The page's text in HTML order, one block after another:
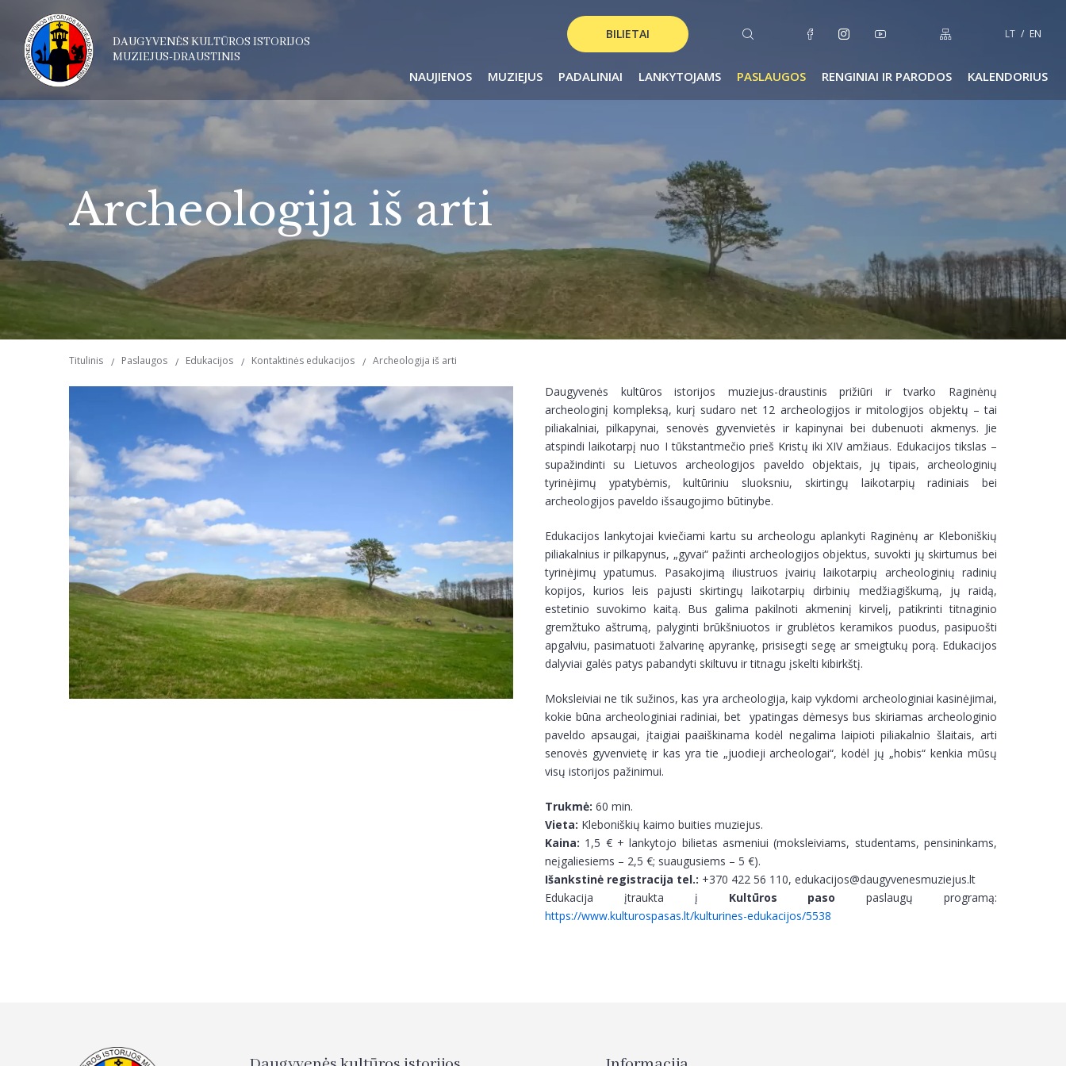
DAUGYVENĖS KULTŪROS ISTORIJOS
MUZIEJUS-DRAUSTINIS
BILIETAI LT EN
NAUJIENOS MUZIEJUS PADALINIAI LANKYTOJAMS PASLAUGOS RENGINIAI IR PARODOS KALENDORIUS
Archeologija iš arti
Titulinis Paslaugos Edukacijos Kontaktinės edukacijos Archeologija iš arti
Daugyvenės kultūros istorijos muziejus-draustinis prižiūri ir tvarko Raginėnų
archeologinį kompleksą, kurį sudaro net 12 archeologijos ir mitologijos objektų – tai
piliakalniai, pilkapynai, senovės gyvenvietės ir kapinynai bei dubenuoti akmenys. Jie
atspindi laikotarpį nuo I tūkstantmečio prieš Kristų iki XIV amžiaus. Edukacijos tikslas –
supažindinti su Lietuvos archeologijos paveldo objektais, jų tipais, archeologinių
tyrinėjimų ypatybėmis, kultūriniu sluoksniu, skirtingų laikotarpių radiniais bei
archeologijos paveldo išsaugojimo būtinybe.
Edukacijos lankytojai kviečiami kartu su archeologu aplankyti Raginėnų ar Kleboniškių
piliakalnius ir pilkapynus, „gyvai“ pažinti archeologijos objektus, suvokti jų skirtumus bei
tyrinėjimų ypatumus. Pasakojimą iliustruos įvairių laikotarpių archeologinių radinių
kopijos, kurios leis pajusti skirtingų laikotarpių dirbinių medžiagiškumą, jų raidą,
estetinio suvokimo kaitą. Bus galima pakilnoti akmeninį kirvelį, patikrinti titnaginio
gremžtuko aštrumą, palyginti brūkšniuotos ir grublėtos keramikos puodus, pasipuošti
apgalviu, pasimatuoti žalvarinę apyrankę, prisisegti segę ar smeigtukų porą. Edukacijos
dalyviai galės patys pabandyti skiltuvu ir titnagu įskelti kibirkštį.
Moksleiviai ne tik sužinos, kas yra archeologija, kaip vykdomi archeologiniai kasinėjimai,
kokie būna archeologiniai radiniai, bet ypatingas dėmesys bus skiriamas archeologinio
paveldo apsaugai, įtaigiai paaiškinama kodėl negalima laipioti piliakalnio šlaitais, arti
senovės gyvenvietę ir kas yra tie „juodieji archeologai“, kodėl jų „hobis“ kenkia mūsų
visų istorijos pažinimui.
Trukmė: 60 min.
Vieta: Kleboniškių kaimo buities muziejus.
Kaina: 1,5 € + lankytojo bilietas asmeniui (moksleiviams, studentams, pensininkams,
neįgaliesiems – 2,5 €; suaugusiems – 5 €).
Išankstinė registracija tel.: +370 422 56 110, edukacijos@daugyvenesmuziejus.lt
Edukacija įtraukta į Kultūros paso paslaugų programą:
https://www.kulturospasas.lt/kulturines-edukacijos/5538